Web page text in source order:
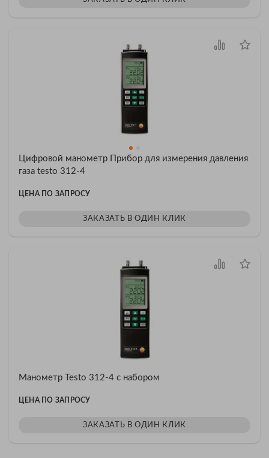
Цифровой манометр Прибор для измерения давления
газа testo 312-4
ЦЕНА ПО ЗАПРОСУ
ЗАКАЗАТЬ В ОДИН КЛИК
Манометр Testo 312-4 с набором
ЦЕНА ПО ЗАПРОСУ
ЗАКАЗАТЬ В ОДИН КЛИК